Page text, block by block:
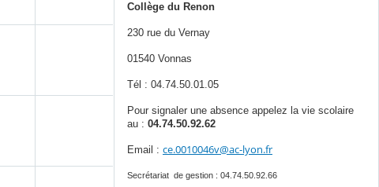
Collège du Renon
230 rue du Vernay
01540 Vonnas
Tél : 04.74.50.01.05
Pour signaler une absence appelez la vie scolaire
au : 04.74.50.92.62
Email : ce.0010046v@ac-lyon.fr
Secrétariat de gestion : 04.74.50.92.66